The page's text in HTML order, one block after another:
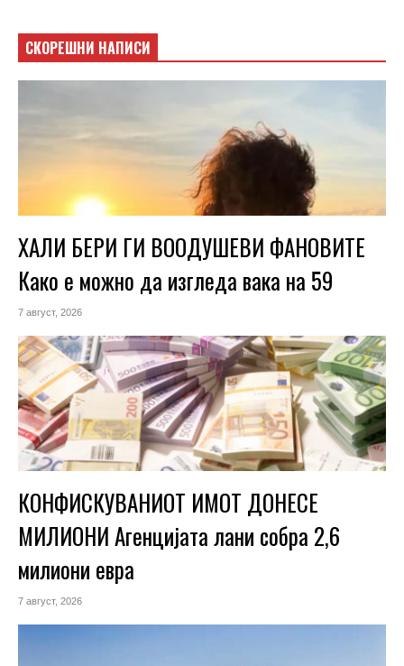
СКОРЕШНИ НАПИСИ
ХАЛИ БЕРИ ГИ ВООДУШЕВИ ФАНОВИТЕ
Како е можно да изгледа вака на 59
7 август, 2026
КОНФИСКУВАНИОТ ИМОТ ДОНЕСЕ
МИЛИОНИ Агенцијата лани собра 2,6
милиони евра
7 август, 2026